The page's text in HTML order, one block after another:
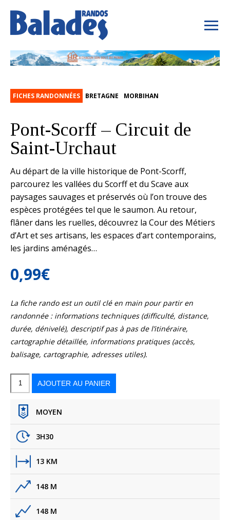
FICHES RANDONNÉES BRETAGNE MORBIHAN
Pont-Scorff – Circuit de
Saint-Urchaut
Au départ de la ville historique de Pont-Scorff,
parcourez les vallées du Scorff et du Scave aux
paysages sauvages et préservés où l’on trouve des
espèces protégées tel que le saumon. Au retour,
flâner dans les ruelles, découvrez la Cour des Métiers
d’Art et ses artisans, les espaces d’art contemporains,
les jardins aménagés…
0,99€
La fiche rando est un outil clé en main pour partir en
randonnée : informations techniques (difficulté, distance,
durée, dénivelé), descriptif pas à pas de l’itinéraire,
cartographie détaillée, informations pratiques (accès,
balisage, cartographie, adresses utiles).
quantité
de
AJOUTER AU PANIER
MOYEN
3H30
13 KM
148 M
148 M